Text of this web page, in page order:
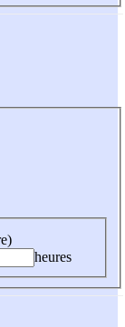
heures